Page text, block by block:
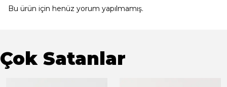
Bu ürün için henüz yorum yapılmamış.
Çok Satanlar